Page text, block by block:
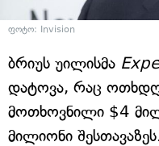
ფოტო: Invision
ბრიუს უილისმა
დატოვა, რაც
მოთხოვნილი $4
მილიონი